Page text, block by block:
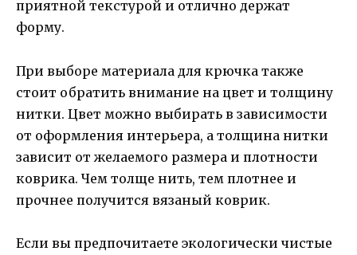
приятной текстурой и отлично держат
форму.
При выборе материала для крючка также
стоит обратить внимание на цвет и толщину
нитки. Цвет можно выбирать в зависимости
от оформления интерьера, а толщина нитки
зависит от желаемого размера и плотности
коврика. Чем толще нить, тем плотнее и
прочнее получится вязаный коврик.
Если вы предпочитаете экологически чистые